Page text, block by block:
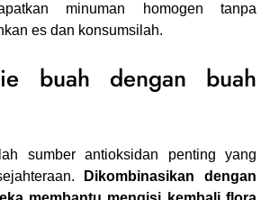
minuman homogen tanpa
es dan konsumsilah.
buah dengan buah
sumber antioksidan penting yang
Dikombinasikan dengan